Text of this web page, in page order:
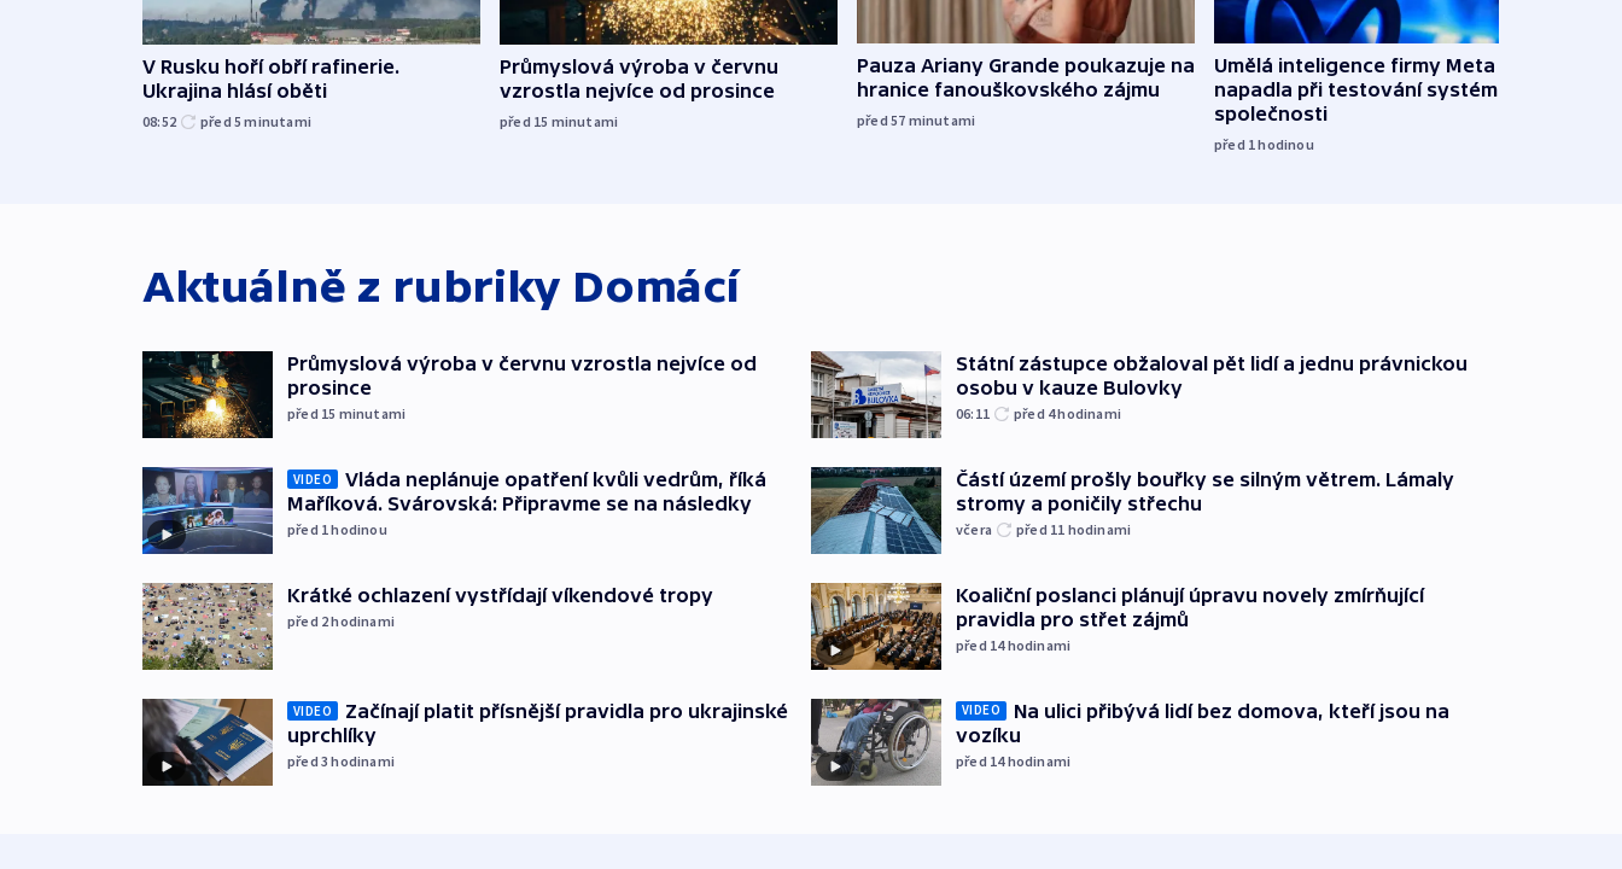
V Rusku hoří obří rafinerie.
Ukrajina hlásí oběti
08:52 před 5minutami
Průmyslová výroba v červnu
vzrostla nejvíce od prosince
před 15 minutami
Pauza Ariany Grande poukazuje na
hranice fanouškovského zájmu
před 57 minutami
Umělá inteligence firmy Meta
napadla při testování systém jiné
společnosti
před 1hodinou
Aktuálně z rubriky Domácí
Průmyslová výroba v červnu vzrostla nejvíce od
prosince
před 15 minutami
VIDEO
Vláda neplánuje opatření kvůli vedrům, říká
Maříková. Svárovská: Připravme se na následky
před 1hodinou
Krátké ochlazení vystřídají víkendové tropy
před 2hodinami
VIDEO
Začínají platit přísnější pravidla pro ukrajinské
uprchlíky
před 3hodinami
Státní zástupce obžaloval pět lidí a jednu právnickou
osobu v kauze Bulovky
06:11 před 4hodinami
Částí území prošly bouřky se silným větrem. Lámaly
stromy a poničily střechu
včera před 11 hodinami
Koaliční poslanci plánují úpravu novely zmírňující
pravidla pro střet zájmů
před 14hodinami
VIDEO
Na ulici přibývá lidí bez domova, kteří jsou na
vozíku
před 14hodinami